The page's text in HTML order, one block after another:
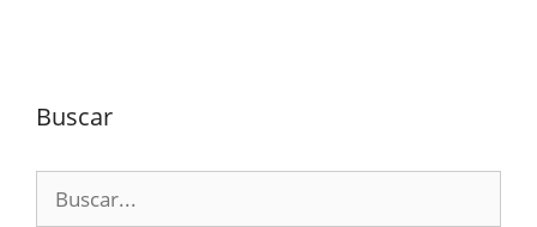
Buscar